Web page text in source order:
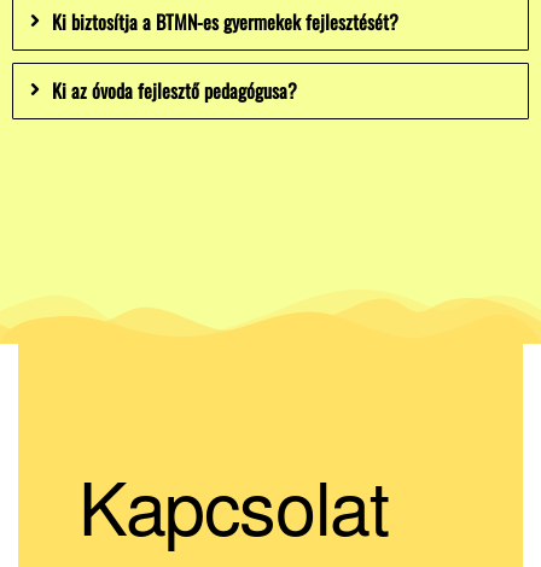
Ki biztosítja a BTMN-es gyermekek fejlesztését?
Ki az óvoda fejlesztő pedagógusa?
Kapcsolat